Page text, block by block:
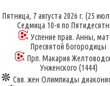
Пятница, 7 августа 2026 г.(25
Седмица 10-я по
Успение прав. Анны,
Пресвятой Богородицы
Прп. Макария
Унженского (1444)
Свв. жен Олимпиады